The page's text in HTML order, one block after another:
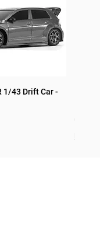
1/43 Drift Car -
Price